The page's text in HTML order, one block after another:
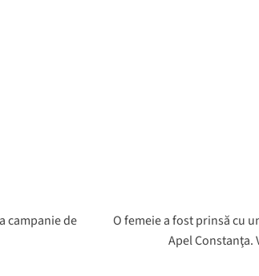
campanie de
O femeie a fost prinsă cu
Apel Constanţa.